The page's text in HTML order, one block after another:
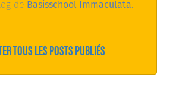
de Basisschool Immaculata.
TOUS LES POSTS PUBLIÉS